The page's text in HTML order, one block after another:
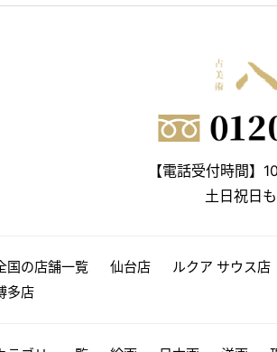
【電話受付時間】
土日祝日
国の店舗一覧 仙台店 ルクア サウス店
多店